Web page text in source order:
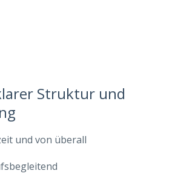
Struktur und
und von überall